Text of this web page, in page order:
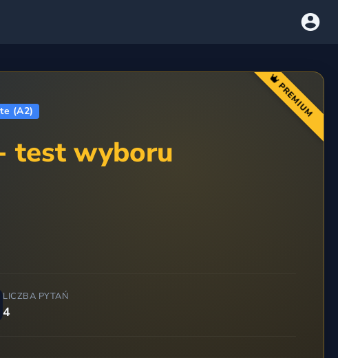
PREMIUM
(A2)
test wyboru
LICZBA PYTAŃ
4